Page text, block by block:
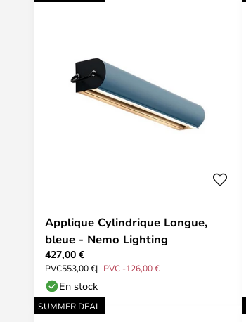
Applique Cylindrique Longue,
bleue - Nemo Lighting
427,00 €
PVC553,00 € PVC -126,00 €
En stock
SUMMER DEAL